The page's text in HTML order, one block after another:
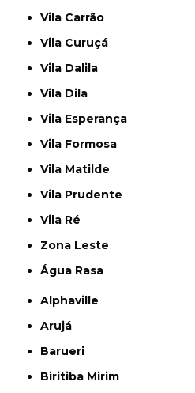
Vila Carrão
Vila Curuçá
Vila Dalila
Vila Dila
Vila Esperança
Vila Formosa
Vila Matilde
Vila Prudente
Vila Ré
Zona Leste
Água Rasa
Alphaville
Arujá
Barueri
Biritiba Mirim